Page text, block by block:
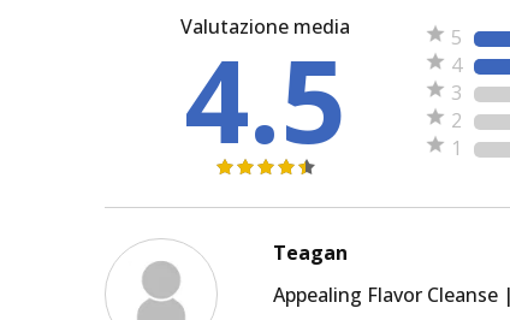
Valutazione media
4.5
5
4
3
2
1
Teagan
Appealing Flavor Cleanse |